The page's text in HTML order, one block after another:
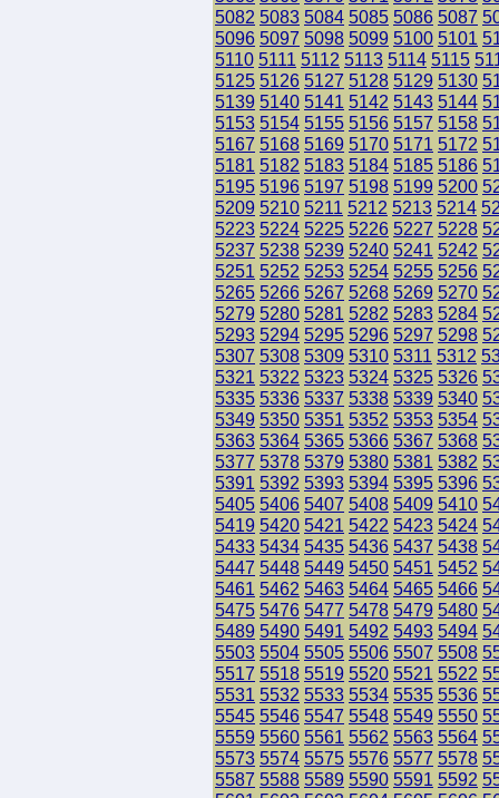
5082 5083 5084 5085 5086 5087
5096 5097 5098 5099 5100 5101
5110 5111 5112 5113 5114 5115
5125 5126 5127 5128 5129 5130
5139 5140 5141 5142 5143 5144
5153 5154 5155 5156 5157 5158
5167 5168 5169 5170 5171 5172
5181 5182 5183 5184 5185 5186
5195 5196 5197 5198 5199 5200
5209 5210 5211 5212 5213 5214
5223 5224 5225 5226 5227 5228
5237 5238 5239 5240 5241 5242
5251 5252 5253 5254 5255 5256
5265 5266 5267 5268 5269 5270
5279 5280 5281 5282 5283 5284
5293 5294 5295 5296 5297 5298
5307 5308 5309 5310 5311 5312
5321 5322 5323 5324 5325 5326
5335 5336 5337 5338 5339 5340
5349 5350 5351 5352 5353 5354
5363 5364 5365 5366 5367 5368
5377 5378 5379 5380 5381 5382
5391 5392 5393 5394 5395 5396
5405 5406 5407 5408 5409 5410
5419 5420 5421 5422 5423 5424
5433 5434 5435 5436 5437 5438
5447 5448 5449 5450 5451 5452
5461 5462 5463 5464 5465 5466
5475 5476 5477 5478 5479 5480
5489 5490 5491 5492 5493 5494
5503 5504 5505 5506 5507 5508
5517 5518 5519 5520 5521 5522
5531 5532 5533 5534 5535 5536
5545 5546 5547 5548 5549 5550
5559 5560 5561 5562 5563 5564
5573 5574 5575 5576 5577 5578
5587 5588 5589 5590 5591 5592